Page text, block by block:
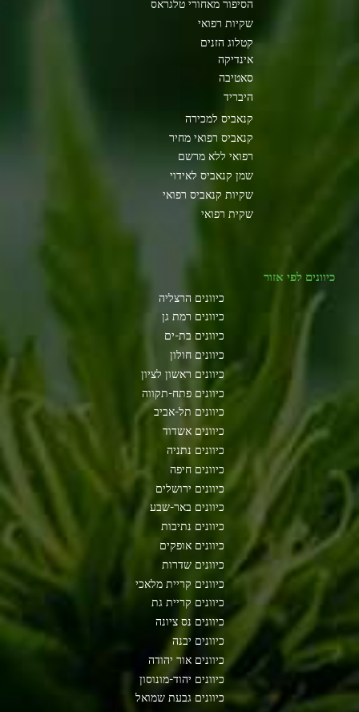
הסיפור מאחורי טלגראס
שקיות רפואי
קטלוג הזנים
אינדיקה
סאטיבה
היבריד
קנאביס למכירה
קנאביס רפואי מחיר
רפואי ללא מרשם
שמן קנאביס לאידוי
שקיות קנאביס רפואי
שקית רפואי
כיוונים לפי אזור
כיוונים הרצליה
כיוונים רמת גן
כיוונים בת-ים
כיוונים חולון
כיוונים ראשון לציון
כיוונים פתח-תקווה
כיוונים תל-אביב
כיוונים אשדוד
כיוונים נתניה
כיוונים חיפה
כיוונים ירושלים
כיוונים באר-שבע
כיוונים נתיבות
כיוונים אופקים
כיוונים שדרות
כיוונים קריית מלאכי
כיוונים קריית גת
כיוונים נס ציונה
כיוונים יבנה
כיוונים אור יהודה
כיוונים יהוד-מונוסון
כיוונים גבעת שמואל